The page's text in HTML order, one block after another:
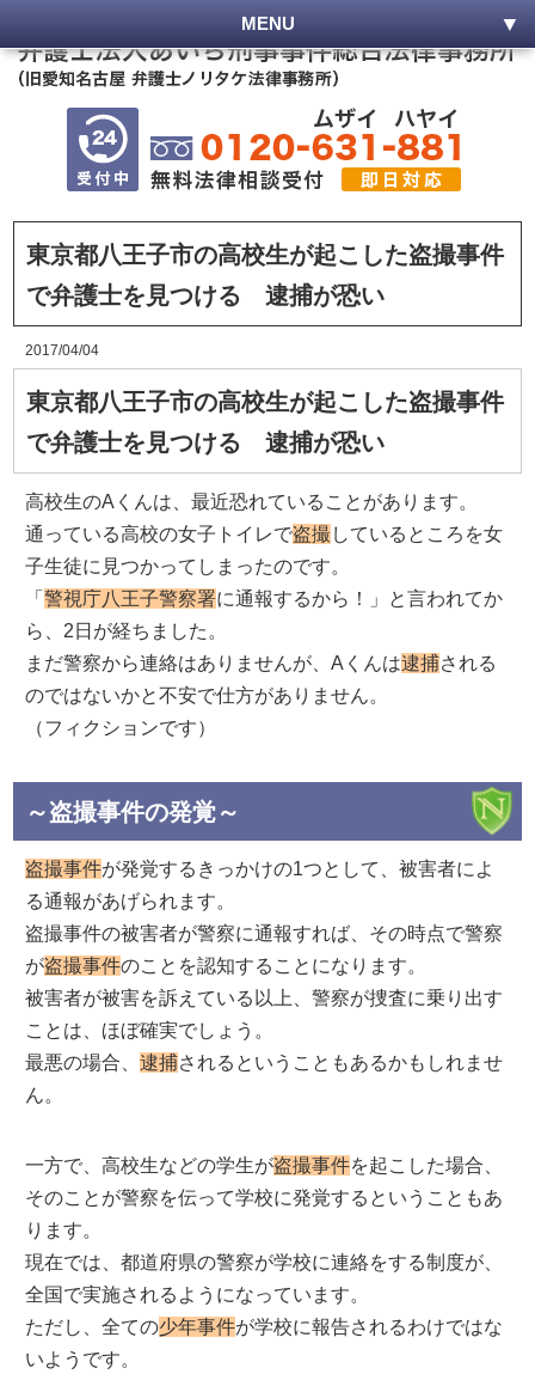
MENU
東京都八王子市の高校生が起こした盗撮事件
で弁護士を見つける 逮捕が恐い
2017/04/04
東京都八王子市の高校生が起こした盗撮事件
で弁護士を見つける 逮捕が恐い
高校生のAくんは、最近恐れていることがあります。
通っている高校の女子トイレで盗撮 しているところを女
子生徒に見つかってしまったのです。
「警視庁八王子警察署に通報するから！」と言われてか
ら、2日が経ちました。
まだ警察から連絡はありませんが、Aくんは逮捕される
のではないかと不安で仕方がありません。
（フィクションです）
～盗撮事件の発覚～
盗撮事件が発覚するきっかけの1つとして、被害者によ
る通報があげられます。
盗撮事件の被害者が警察に通報すれば、その時点で警察
が盗撮事件のことを認知することになります。
被害者が被害を訴えている以上、警察が捜査に乗り出す
ことは、ほぼ確実でしょう。
最悪の場合、逮捕されるということもあるかもしれませ
ん。
一方で、高校生などの学生が盗撮事件を起こした場合、
そのことが警察を伝って学校に発覚するということもあ
ります。
現在では、都道府県の警察が学校に連絡をする制度が、
全国で実施されるようになっています。
ただし、全ての少年事件が学校に報告されるわけではな
いようです。